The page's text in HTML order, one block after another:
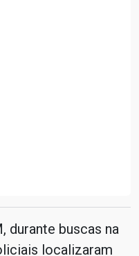
durante buscas na
localizaram